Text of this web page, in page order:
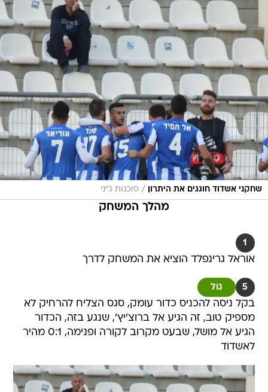
שחקני אשדוד חוגגים את היתרון / סוכנות ג'יני
מהלך המשחק
1
אוראל גרינפלד הוציא את המשחק לדרך
5 גול
בקל ניסה להכניס כדור עומק, סגס הצליח להרחיק לא
מספיק טוב, זה הגיע אל ברוצ'יץ', שנגע בזה, הכדור
הגיע אל מושל, שבעט מקרוב לקורה ופנימה, 0:1 מהיר
לאשדוד